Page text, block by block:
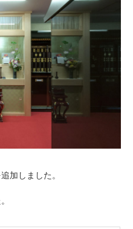
追加しました。